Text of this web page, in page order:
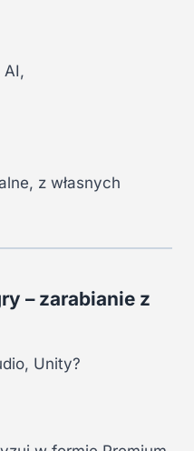
AI,
z własnych
– zarabianie z
Unity?